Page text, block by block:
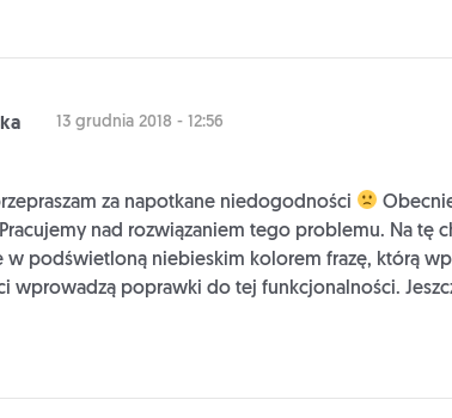
13 grudnia 2018 - 12:56
za napotkane niedogodności
nad rozwiązaniem tego problemu. Na
w podświetloną niebieskim kolorem frazę, którą
wprowadzą poprawki do tej funkcjonalności.